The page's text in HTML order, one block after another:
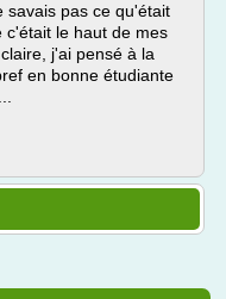
savais pas ce qu'était
c'était le haut de mes
j'ai pensé à la
en bonne étudiante